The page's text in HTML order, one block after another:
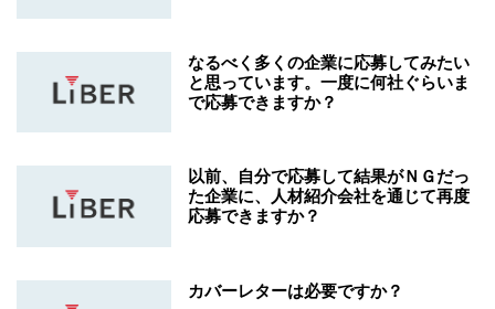
なるべく多くの企業に応募してみたい
と思っています。一度に何社ぐらいま
で応募できますか？
以前、自分で応募して結果がＮＧだっ
た企業に、人材紹介会社を通じて再度
応募できますか？
カバーレターは必要ですか？